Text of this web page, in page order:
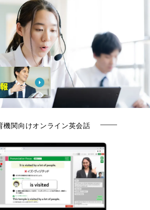
機関向けオンライン英会話